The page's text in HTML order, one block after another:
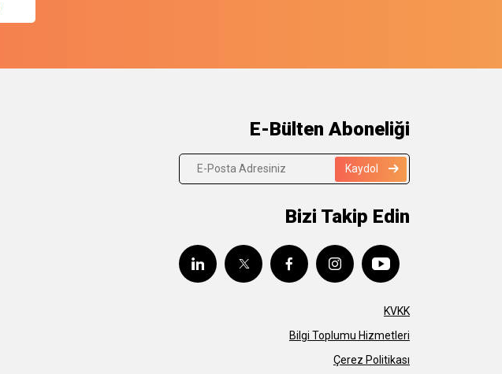
E-Bülten Aboneliği
Kaydol
Bizi Takip Edin
KVKK
Bilgi Toplumu Hizmetleri
Çerez Politikası